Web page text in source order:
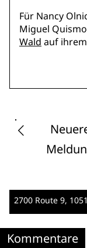
Für Nancy
Miguel
Wald auf
2700 Route 9,
Kommentare